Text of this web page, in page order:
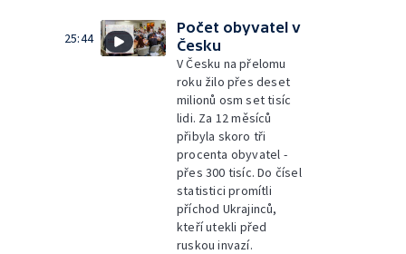
25:44
Počet obyvatel v
Česku
V Česku na přelomu
roku žilo přes deset
milionů osm set tisíc
lidi. Za 12 měsíců
přibyla skoro tři
procenta obyvatel -
přes 300 tisíc. Do čísel
statistici promítli
příchod Ukrajinců,
kteří utekli před
ruskou invazí.